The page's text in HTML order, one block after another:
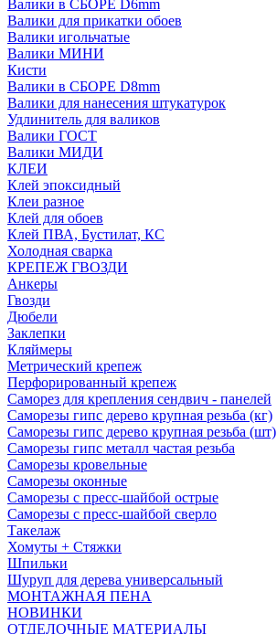
Валики в СБОРЕ D6mm
Валики для прикатки обоев
Валики игольчатые
Валики МИНИ
Кисти
Валики в СБОРЕ D8mm
Валики для нанесения штукатурок
Удлинитель для валиков
Валики ГОСТ
Валики МИДИ
КЛЕИ
Клей эпоксидный
Клеи разное
Клей для обоев
Клей ПВА, Бустилат, КС
Холодная сварка
КРЕПЕЖ ГВОЗДИ
Анкеры
Гвозди
Дюбели
Заклепки
Кляймеры
Метрический крепеж
Перфорированный крепеж
Саморез для крепления сендвич - панелей
Саморезы гипс дерево крупная резьба (кг)
Саморезы гипс дерево крупная резьба (шт)
Саморезы гипс металл частая резьба
Саморезы кровельные
Саморезы оконные
Саморезы с пресс-шайбой острые
Саморезы с пресс-шайбой сверло
Такелаж
Хомуты + Стяжки
Шпильки
Шуруп для дерева универсальный
МОНТАЖНАЯ ПЕНА
НОВИНКИ
ОТДЕЛОЧНЫЕ МАТЕРИАЛЫ